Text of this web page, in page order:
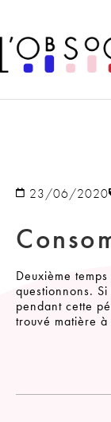
23/06/2020
Deuxième
questionnons.
pendant cette
trouvé matière